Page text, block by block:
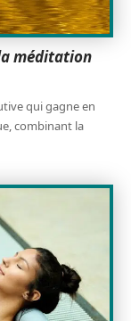
méditation
qui gagne en
combinant la